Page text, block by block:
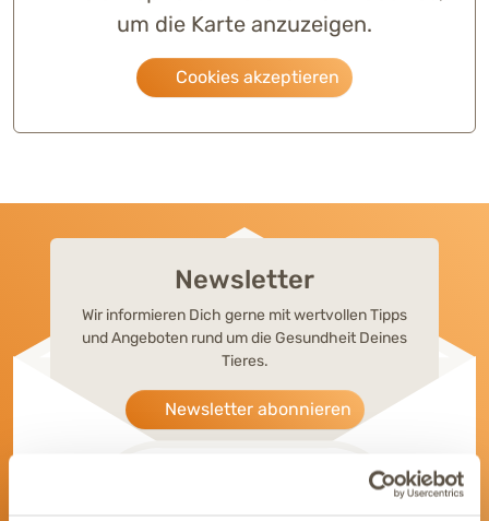
um die Karte anzuzeigen.
Cookies akzeptieren
Newsletter
Wir informieren Dich gerne mit wertvollen Tipps
und Angeboten rund um die Gesundheit Deines
Tieres.
Newsletter abonnieren